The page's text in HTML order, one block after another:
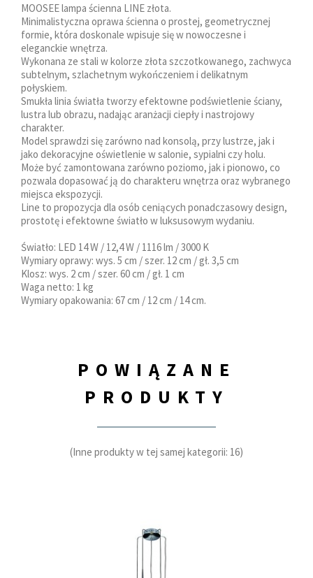
MOOSEE lampa ścienna LINE złota.
Minimalistyczna oprawa ścienna o prostej, geometrycznej
formie, która doskonale wpisuje się w nowoczesne i
eleganckie wnętrza.
Wykonana ze stali w kolorze złota szczotkowanego, zachwyca
subtelnym, szlachetnym wykończeniem i delikatnym
połyskiem.
Smukła linia światła tworzy efektowne podświetlenie ściany,
lustra lub obrazu, nadając aranżacji ciepły i nastrojowy
charakter.
Model sprawdzi się zarówno nad konsolą, przy lustrze, jak i
jako dekoracyjne oświetlenie w salonie, sypialni czy holu.
Może być zamontowana zarówno poziomo, jak i pionowo, co
pozwala dopasować ją do charakteru wnętrza oraz wybranego
miejsca ekspozycji.
Line to propozycja dla osób ceniących ponadczasowy design,
prostotę i efektowne światło w luksusowym wydaniu.
Światło: LED 14 W / 12,4 W / 1116 lm / 3000 K
Wymiary oprawy: wys. 5 cm / szer. 12 cm / gł. 3,5 cm
Klosz: wys. 2 cm / szer. 60 cm / gł. 1 cm
Waga netto: 1 kg
Wymiary opakowania: 67 cm / 12 cm / 14 cm.
POWIĄZANE
PRODUKTY
(Inne produkty w tej samej kategorii: 16)